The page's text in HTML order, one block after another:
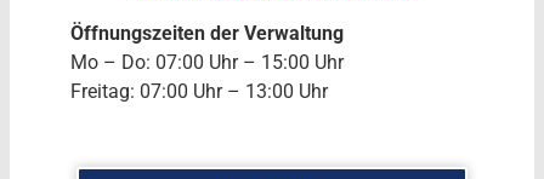
Öffnungszeiten der Verwaltung
Mo – Do: 07:00 Uhr – 15:00 Uhr
Freitag: 07:00 Uhr – 13:00 Uhr